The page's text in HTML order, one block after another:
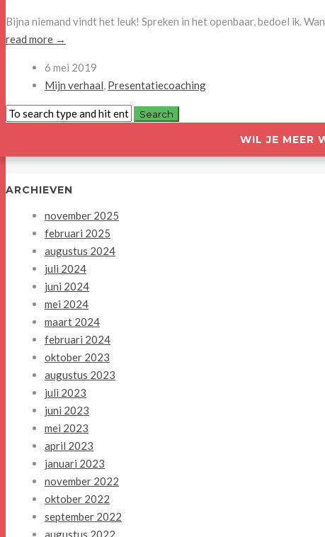
Bijna niemand vindt het leuk! Spreken in het openbaar, bedoel ik.
read more →
6 mei 2019
Mijn verhaal, Presentatiecoaching
WIL JE MEER
ARCHIEVEN
november 2025
februari 2025
augustus 2024
juli 2024
juni 2024
mei 2024
maart 2024
februari 2024
oktober 2023
augustus 2023
juli 2023
juni 2023
mei 2023
april 2023
januari 2023
november 2022
oktober 2022
september 2022
augustus 2022